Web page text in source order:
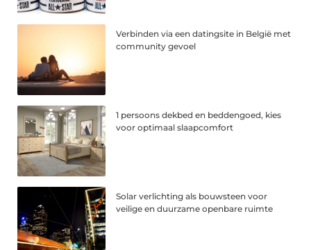
Verbinden via een datingsite in België met
community gevoel
1 persoons dekbed en beddengoed, kies
voor optimaal slaapcomfort
Solar verlichting als bouwsteen voor
veilige en duurzame openbare ruimte